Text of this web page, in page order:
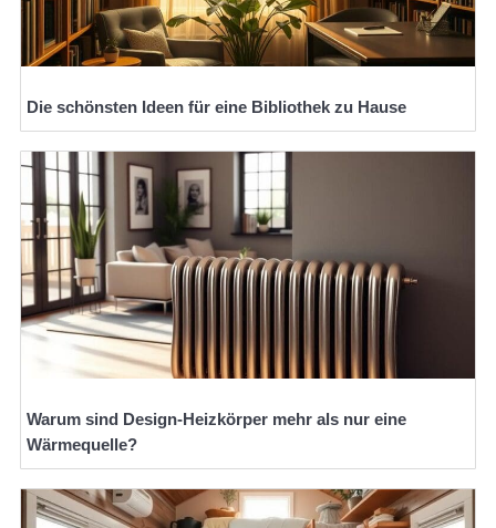
Die schönsten Ideen für eine Bibliothek zu Hause
Warum sind Design-Heizkörper mehr als nur eine
Wärmequelle?